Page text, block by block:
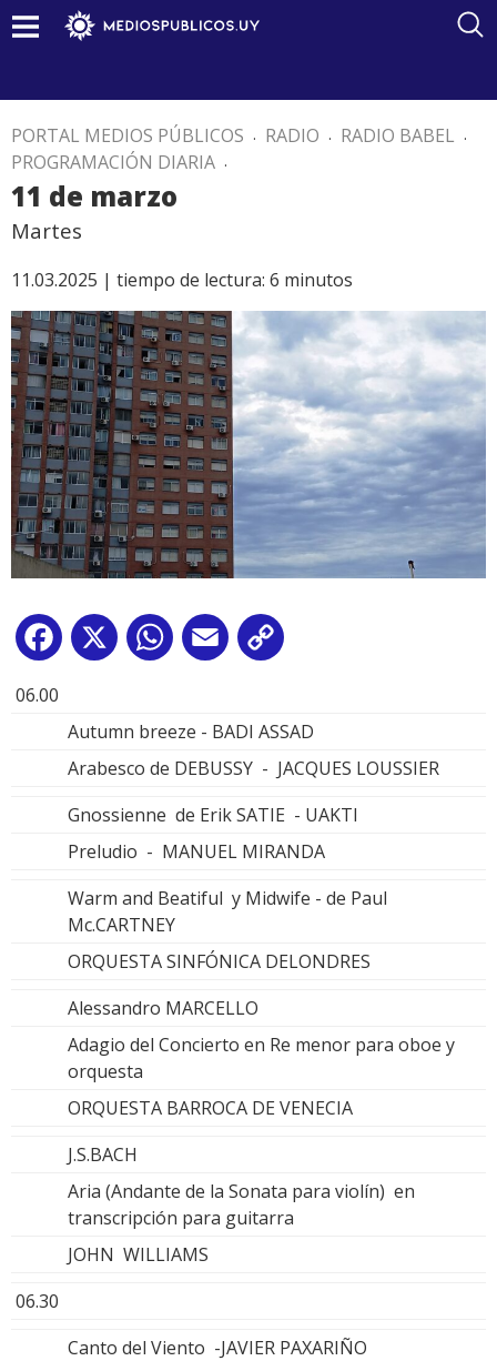
PORTAL MEDIOS PÚBLICOS . RADIO . RADIO BABEL .
PROGRAMACIÓN DIARIA .
11 de marzo
Martes
11.03.2025 | tiempo de lectura: 6 minutos
Facebook
X WhatsApp
Email
06.00
Autumn breeze - BADI ASSAD
Arabesco de DEBUSSY - JACQUES LOUSSIER
Gnossienne de Erik SATIE - UAKTI
Preludio - MANUEL MIRANDA
Warm and Beatiful y Midwife - de Paul
Mc.CARTNEY
ORQUESTA SINFÓNICA DELONDRES
Alessandro MARCELLO
Adagio del Concierto en Re menor para oboe y
orquesta
ORQUESTA BARROCA DE VENECIA
J.S.BACH
Aria (Andante de la Sonata para violín) en
transcripción para guitarra
JOHN WILLIAMS
06.30
Canto del Viento -JAVIER PAXARIÑO